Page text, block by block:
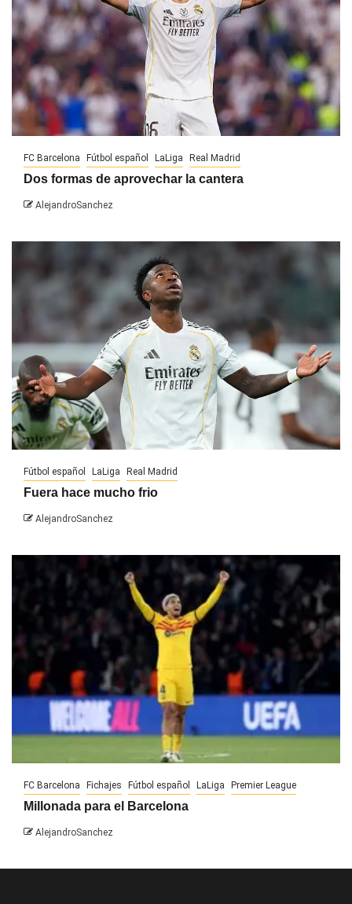
FC Barcelona Fútbol español LaLiga Real Madrid
Dos formas de aprovechar la cantera
AlejandroSanchez
Fútbol español LaLiga Real Madrid
Fuera hace mucho frio
AlejandroSanchez
FC Barcelona Fichajes Fútbol español LaLiga Premier League
Millonada para el Barcelona
AlejandroSanchez